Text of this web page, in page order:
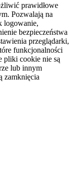
prawidłowe
Pozwalają na
logowanie,
bezpieczeństwa
przeglądarki,
funkcjonalności
pliki cookie nie są
lub innym
zamknięcia